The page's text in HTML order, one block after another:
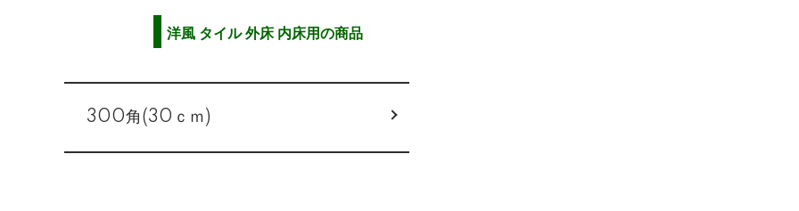
洋風 タイル 外床 内床用の商品
300角(30ｃｍ)